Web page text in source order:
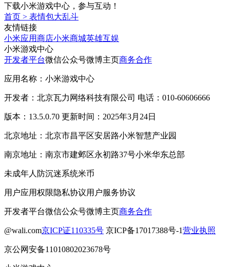
下载小米游戏中心，参与互动！
首页 > 表情包大乱斗
友情链接
小米应用商店小米商城英雄互娱
小米游戏中心
开发者平台微信公众号微博主页商务合作
应用名称：小米游戏中心
开发者：北京瓦力网络科技有限公司 电话：010-60606666
版本：13.5.0.70 更新时间：2025年3月24日
北京地址：北京市昌平区安居路小米智慧产业园
南京地址：南京市建邺区永初路37号小米华东总部
未成年人防沉迷系统米币
用户应用权限隐私协议用户服务协议
开发者平台微信公众号微博主页商务合作
@wali.com京ICP证110335号 京ICP备17017388号-1营业执照
京公网安备11010802023678号